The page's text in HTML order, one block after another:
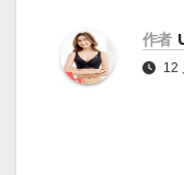
作者
12